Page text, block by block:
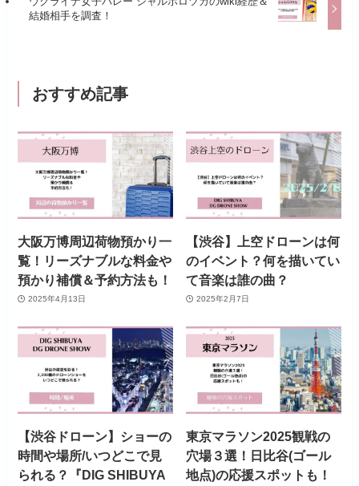
結婚相手を調査！
おすすめ記事
大阪万博周辺荷物預かり一
覧！リーズナブルな料金や
預かり補償＆予約方法も！
2025年4月13日
【渋谷】上空ドローンは何
のイベント？何を描いてい
て音楽は誰の曲？
2025年2月7日
【渋谷ドローン】ショーの
時間や場所/いつどこで見
られる？『DIG SHIBUYA
東京マラソン2025観戦の
穴場３選！日比谷(ゴール
地点)の応援スポットも！